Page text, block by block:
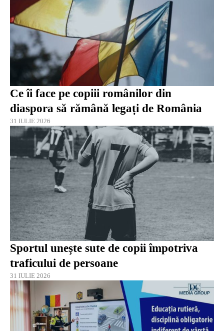
Ce îi face pe copiii românilor din
diaspora să rămână legați de România
31 IULIE 2026
Sportul unește sute de copii împotriva
traficului de persoane
31 IULIE 2026